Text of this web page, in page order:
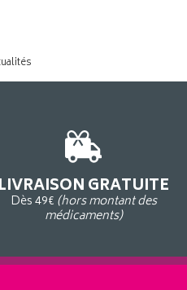
LIVRAISON GRATUITE
Dès 49€ (hors montant des
médicaments)